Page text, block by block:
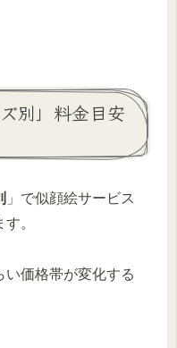
別」料金目安
」で似顔絵サービス
。
価格帯が変化する